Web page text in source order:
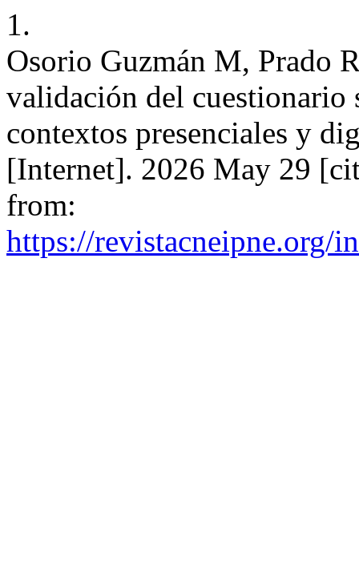
1.
Osorio Guzmán M, Prado
validación del cuestionario
contextos presenciales y
[Internet]. 2026 May 29
from:
https://revistacneipne.org/